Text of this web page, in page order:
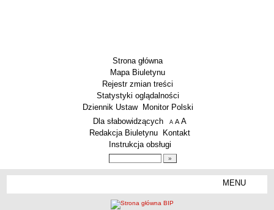
Strona główna
Mapa Biuletynu
Rejestr zmian treści
Statystyki oglądalności
Dziennik Ustaw
Monitor Polski
Menu dodatkowe
Dla słabowidzących A pomniejsz czcionkę
A standardowy rozmiar czcionki
A
Redakcja Biuletynu
Kontakt
Instrukcja obsługi
MENU